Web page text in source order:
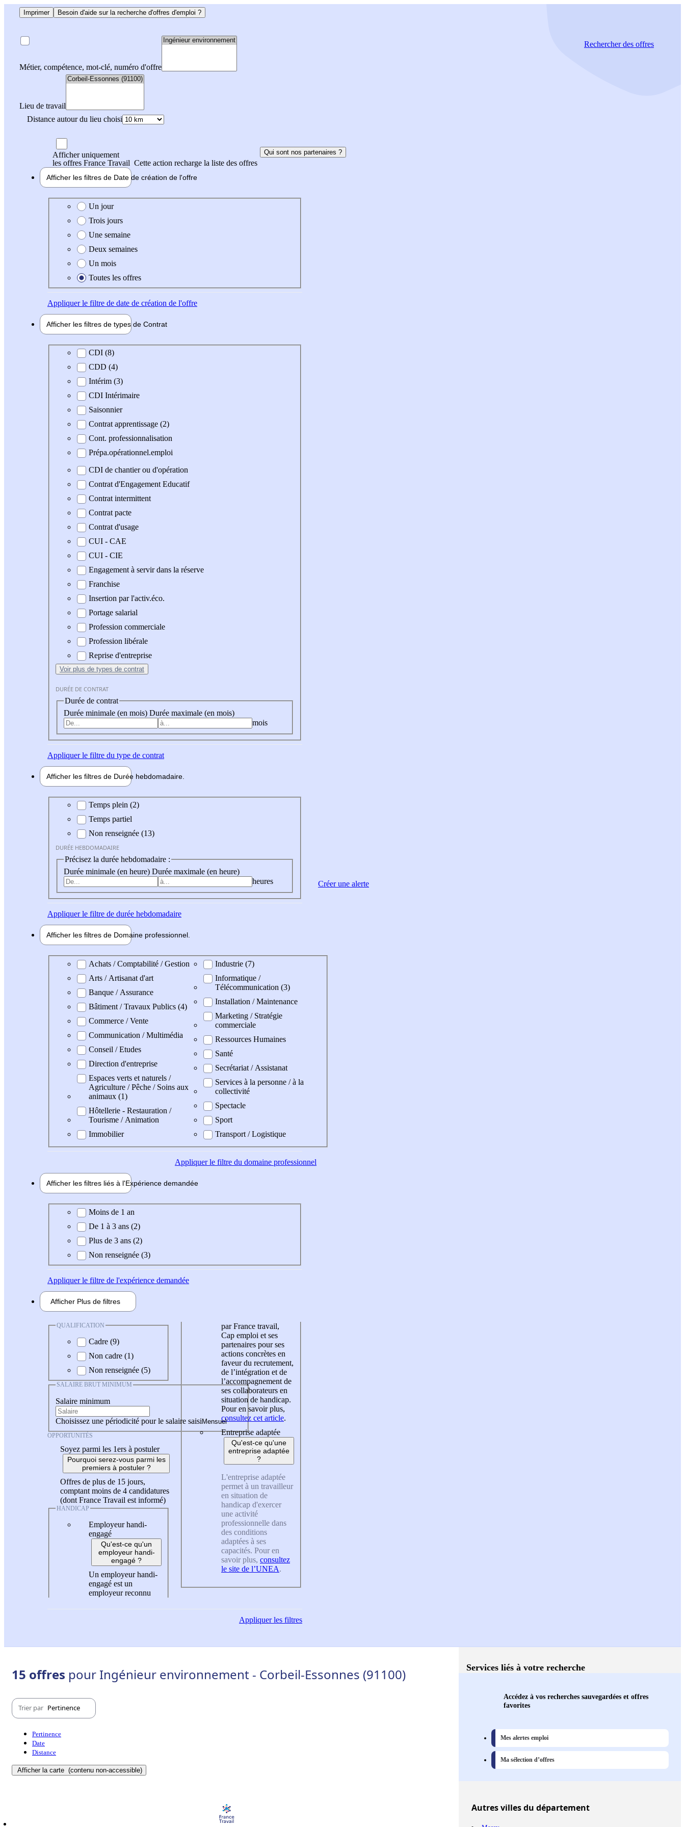
Imprimer Besoin d'aide sur la recherche d'offres d'emploi ?
Métier, compétence, mot-clé, numéro d'offre
Lieu de travail
Distance autour du lieu choisi
Rechercherdes offres
Afficher uniquement
les offres France Travail Cette action recharge la liste des offres
Qui sont nos partenaires ?
Afficher les filtres de Date de création de l'offre
Date de création de l'offre
Un jour
Trois jours
Une semaine
Deux semaines
Un mois
Toutes les offres
Appliquerle filtre de date de création de l'offre
Afficher les filtres de types de Contrat
Type de contrat
CDI (8)
CDD (4)
Intérim (3)
CDI Intérimaire
Saisonnier
Contrat apprentissage (2)
Cont. professionnalisation
Prépa.opérationnel.emploi
CDI de chantier ou d'opération
Contrat d'Engagement Educatif
Contrat intermittent
Contrat pacte
Contrat d'usage
CUI - CAE
CUI - CIE
Engagement à servir dans la réserve
Franchise
Insertion par l'activ.éco.
Portage salarial
Profession commerciale
Profession libérale
Reprise d'entreprise
Voir plus de types de contrat
DURÉE DE CONTRAT
Durée de contrat
Durée minimale (en mois) Durée maximale (en mois)
mois
Appliquerle filtre du type de contrat
Afficher les filtres de Durée hebdomadaire
Durée hebdomadaire
Temps plein (2)
Temps partiel
Non renseignée (13)
DURÉE HEBDOMADAIRE
Précisez la durée hebdomadaire :
Durée minimale (en heure) Durée maximale (en heure)
heures
Appliquerle filtre de durée hebdomadaire
Afficher les filtres de Domaine professionnel
Domaine professionel
Achats / Comptabilité / Gestion
Arts / Artisanat d'art
Banque / Assurance
Bâtiment / Travaux Publics (4)
Commerce / Vente
Communication / Multimédia
Conseil / Etudes
Direction d'entreprise
Espaces verts et naturels /
Agriculture / Pêche / Soins aux
animaux (1)
Hôtellerie - Restauration /
Tourisme / Animation
Immobilier
Industrie (7)
Informatique /
Télécommunication (3)
Installation / Maintenance
Marketing / Stratégie
commerciale
Ressources Humaines
Santé
Secrétariat / Assistanat
Services à la personne / à la
collectivité
Spectacle
Sport
Transport / Logistique
Appliquerle filtre du domaine professionnel
Afficher les filtres liés à l'Expérience demandée
Expérience demandée
Moins de 1 an
De 1 à 3 ans (2)
Plus de 3 ans (2)
Non renseignée (3)
Appliquerle filtre de l'expérience demandée
Afficher Plus de filtres
QUALIFICATION
Cadre (9)
Non cadre (1)
Non renseignée (5)
SALAIRE BRUT MINIMUM
Salaire minimum
Choisissez une périodicité pour le salaire saisi
OPPORTUNITÉS
Soyez parmi les 1ers à postuler
Pourquoi serez-vous parmi les
premiers à postuler ?
Offres de plus de 15 jours,
comptant moins de 4 candidatures
(dont France Travail est informé)
HANDICAP
Employeur handi-
engagé
Qu'est-ce qu'un
employeur handi-
engagé ?
Un employeur handi-
engagé est un
employeur reconnu
par France travail,
Cap emploi et ses
partenaires pour ses
actions concrètes en
faveur du recrutement,
de l’intégration et de
l’accompagnement de
ses collaborateurs en
situation de handicap.
Pour en savoir plus,
consultez cet article.
Entreprise adaptée
Qu'est-ce qu'une
entreprise adaptée
?
L'entreprise adaptée
permet à un travailleur
en situation de
handicap d'exercer
une activité
professionnelle dans
des conditions
adaptées à ses
capacités. Pour en
savoir plus, consultez
le site de l’UNEA.
Appliquerles filtres
Créer une alerte
15 offres pour Ingénieur environnement - Corbeil-Essonnes (91100)
Trier par Pertinence
Pertinence
Date
Distance
Afficher la carte (contenu non-accessible)
Services liés à votre recherche
Accédez à vos recherches sauvegardées et offres
favorites
Mes alertes emploi
Ma sélection d’offres
Autresvillesdu département